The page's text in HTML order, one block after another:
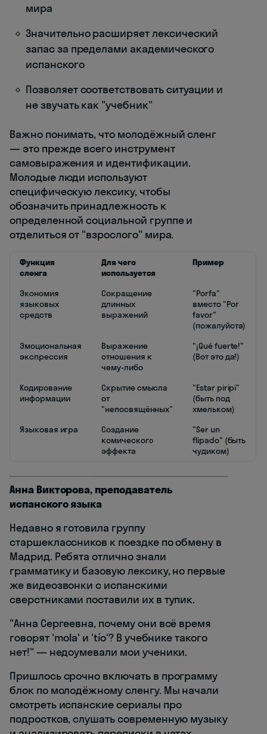
мира
Значительно расширяет лексический
запас за пределами академического
испанского
Позволяет соответствовать ситуации и
не звучать как "учебник"
Важно понимать, что молодёжный сленг
— это прежде всего инструмент
самовыражения и идентификации.
Молодые люди используют
специфическую лексику, чтобы
обозначить принадлежность к
определенной социальной группе и
отделиться от "взрослого" мира.
Функция
сленга
Для чего
используется
Пример
Экономия
языковых
средств
Сокращение
длинных
выражений
"Porfa"
вместо "Por
favor"
(пожалуйста)
Эмоциональная
экспрессия
Выражение
отношения к
чему-либо
"¡Qué fuerte!"
(Вот это да!)
Кодирование
информации
Скрытие смысла
от
"непосвящённых"
"Estar piripi"
(быть под
хмельком)
Языковая игра
Создание
комического
эффекта
"Ser un
flipado" (быть
чудиком)
Анна Викторова, преподаватель
испанского языка
Недавно я готовила группу
старшеклассников к поездке по обмену в
Мадрид. Ребята отлично знали
грамматику и базовую лексику, но первые
же видеозвонки с испанскими
сверстниками поставили их в тупик.
"Анна Сергеевна, почему они всё время
говорят 'mola' и 'tío'? В учебнике такого
нет!" — недоумевали мои ученики.
Пришлось срочно включать в программу
блок по молодёжному сленгу. Мы начали
смотреть испанские сериалы про
подростков, слушать современную музыку